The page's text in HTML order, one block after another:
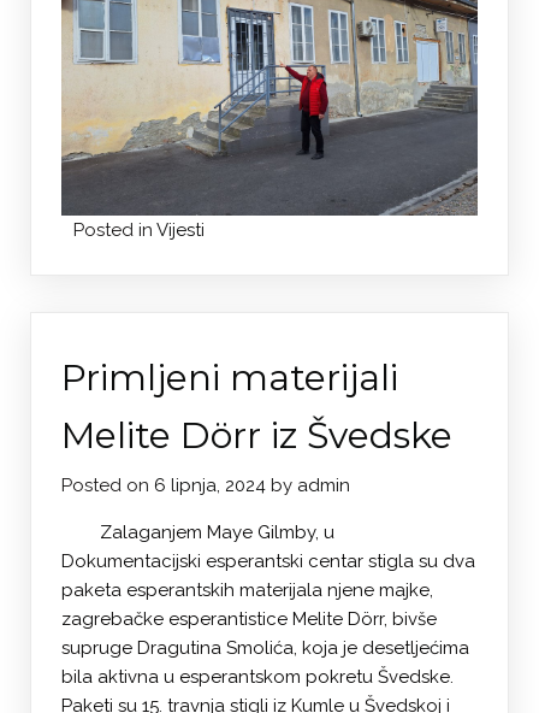
Posted in Vijesti
Primljeni materijali
Melite Dörr iz Švedske
Posted on 6 lipnja, 2024 by admin
Zalaganjem Maye Gilmby, u
Dokumentacijski esperantski centar stigla su dva
paketa esperantskih materijala njene majke,
zagrebačke esperantistice Melite Dörr, bivše
supruge Dragutina Smolića, koja je desetljećima
bila aktivna u esperantskom pokretu Švedske.
Paketi su 15. travnja stigli iz Kumle u Švedskoj i